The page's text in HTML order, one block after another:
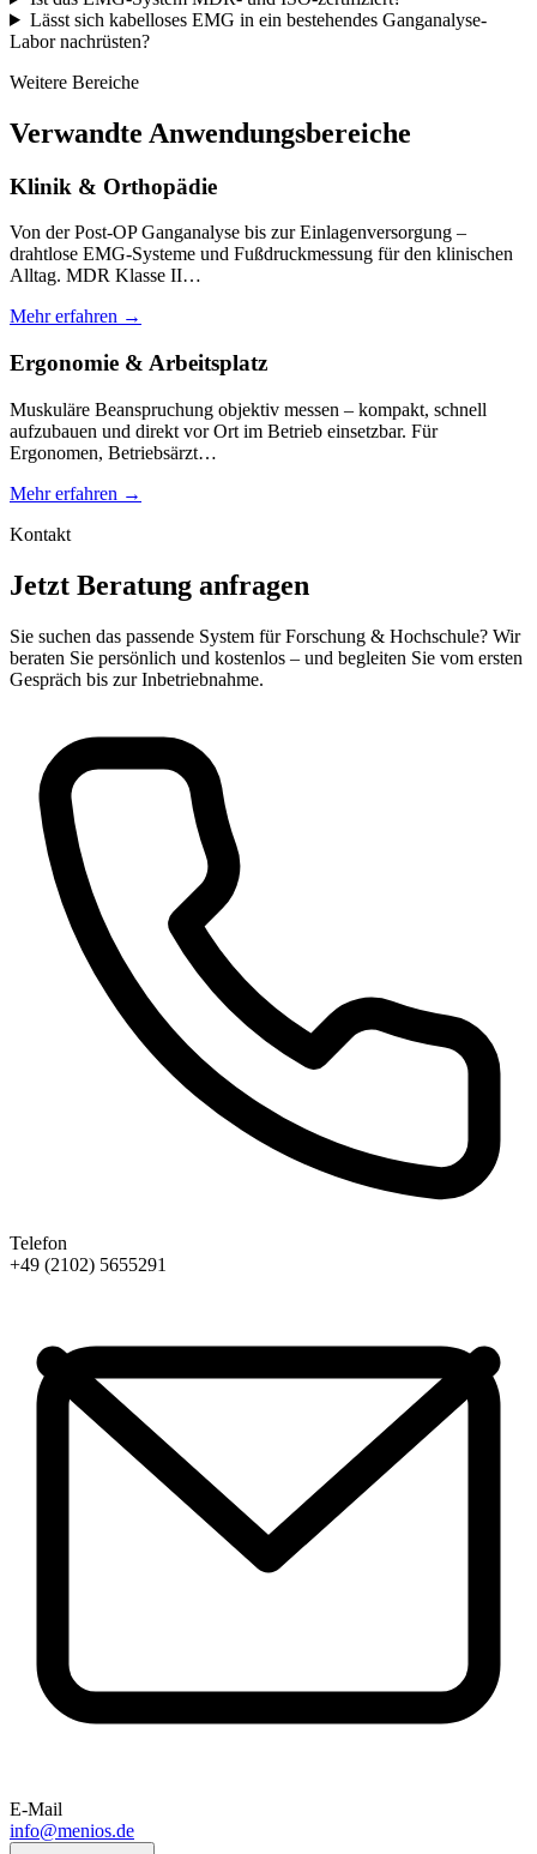
Lässt sich kabelloses EMG in ein bestehendes Ganganalyse-
Labor nachrüsten?
Weitere Bereiche
Verwandte Anwendungsbereiche
Klinik & Orthopädie
Von der Post-OP Ganganalyse bis zur Einlagenversorgung –
drahtlose EMG-Systeme und Fußdruckmessung für den klinischen
Alltag. MDR Klasse II…
Mehr erfahren →
Ergonomie & Arbeitsplatz
Muskuläre Beanspruchung objektiv messen – kompakt, schnell
aufzubauen und direkt vor Ort im Betrieb einsetzbar. Für
Ergonomen, Betriebsärzt…
Mehr erfahren →
Kontakt
Jetzt Beratung anfragen
Sie suchen das passende System für Forschung & Hochschule? Wir
beraten Sie persönlich und kostenlos – und begleiten Sie vom ersten
Gespräch bis zur Inbetriebnahme.
Telefon
+49 (2102) 5655291
E-Mail
info@menios.de